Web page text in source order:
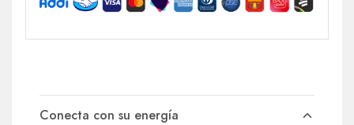
Conecta con su energía